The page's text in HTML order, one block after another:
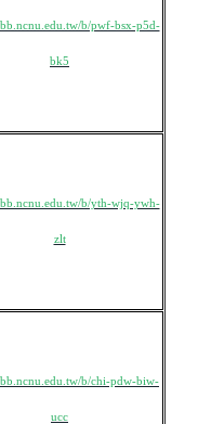
b/pwf-bsx-p5d-
bk5
b/yth-wjq-ywh-
zlt
b/chi-pdw-biw-
ucc